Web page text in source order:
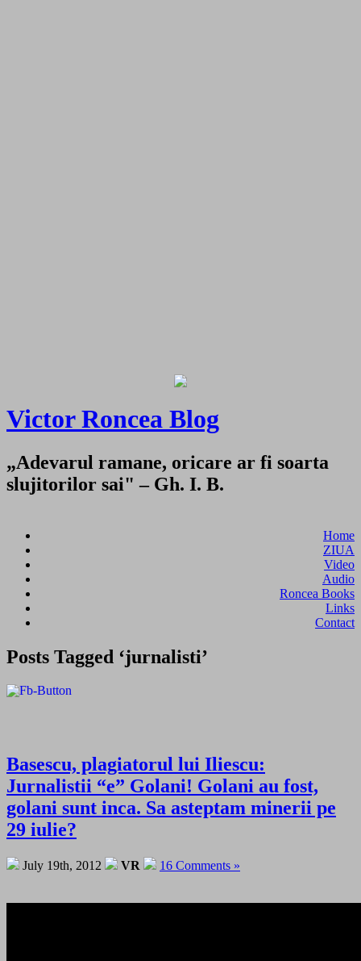
Victor Roncea Blog
„Adevarul ramane, oricare ar fi soarta
slujitorilor sai" – Gh. I. B.
Home
ZIUA
Video
Audio
Roncea Books
Links
Contact
Posts Tagged ‘jurnalisti’
Basescu, plagiatorul lui Iliescu:
Jurnalistii “e” Golani! Golani au fost,
golani sunt inca. Sa asteptam minerii pe
29 iulie?
July 19th, 2012 VR 16 Comments »